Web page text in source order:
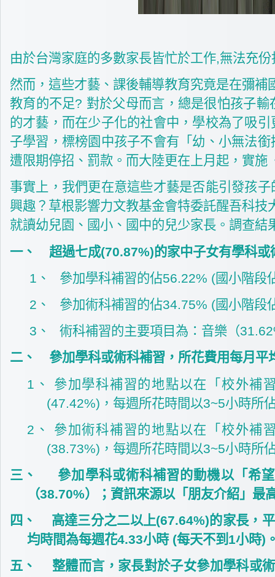
由於台灣家庭的多數家長皆忙於工作,無法充
然而，這些才藝、課後輔導教育究竟是在彌
教育的不足? 對於父母而言，總是很怕孩子
的才藝，而在少子化的社會中，學校為了吸
子學習，標榜園中孩子不會有「幼、小無法
遭限期停招、罰款。而大陸更在上月起，實
事實上，我們更在意這些才藝是否能引發孩
興趣？草根影響力文教基金會特委託醒吾科
就讀幼兒園、國小、國中的兒少家長。調查結
一、
超過七成(70.87%)的家中子女有學科或
1、
參加學科補習的佔56.22% (國小階段
2、
參加術科補習的佔34.75% (國小階
3、
術科補習的主要項目為：音樂（
二、
參加學科或術科補習，所花費用每月
1、
參加學科補習的地點以在「校外補
(47.42%)，每週所花時間以3~5小時所
2、
參加術科補習的地點以在「校外補
(38.73%)，每週所花時間以3~5小時所
三、
參加學科或術科補習的動機以「希
（38.70%）；資訊來源以「朋友介紹」最
四、
高達三分之二以上(67.64%)的家長，
均時間為每週花4.33小時 (每天不到1小時)
五、
整體而言，家長對於子女參加學科或